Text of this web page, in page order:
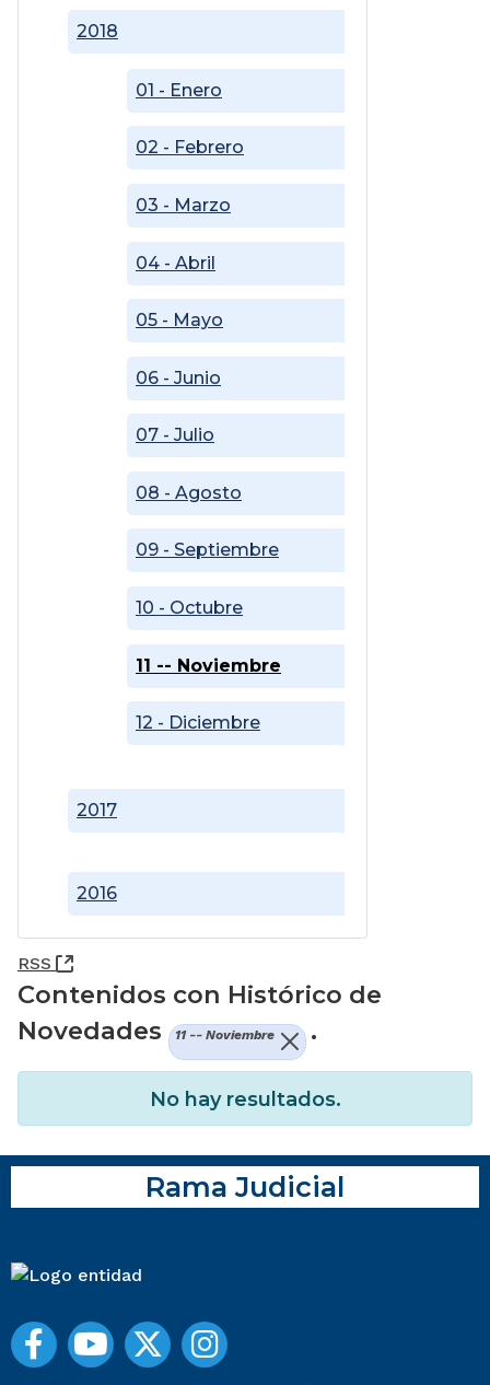
2016
2017
2018
01 - Enero
02 - Febrero
03 - Marzo
04 - Abril
05 - Mayo
06 - Junio
07 - Julio
08 - Agosto
09 - Septiembre
10 - Octubre
11 -- Noviembre
12 - Diciembre
RSS (Abre una nueva ventana)
Contenidos con Histórico de
Novedades
11 -- Noviembre .
No hay resultados.
Rama Judicial